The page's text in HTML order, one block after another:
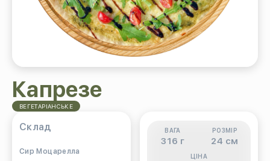
Капрезе
ВЕГЕТАРІАНСЬКЕ
Склад
Cир Моцарелла
ВАГА
316 г
РОЗМІР
24 см
ЦІНА